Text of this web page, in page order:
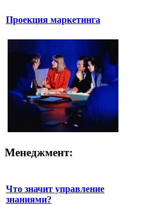
Проекция маркетинга
Менеджмент:
Что значит управление
знаниями?